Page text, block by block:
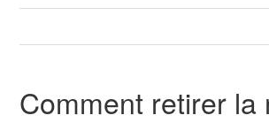
Comment retirer la